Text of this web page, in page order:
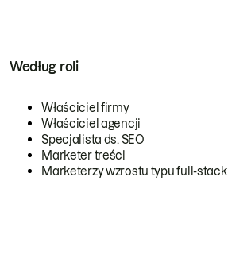
Według roli
Właściciel firmy
Właściciel agencji
Specjalista ds. SEO
Marketer treści
Marketerzy wzrostu typu full-stack